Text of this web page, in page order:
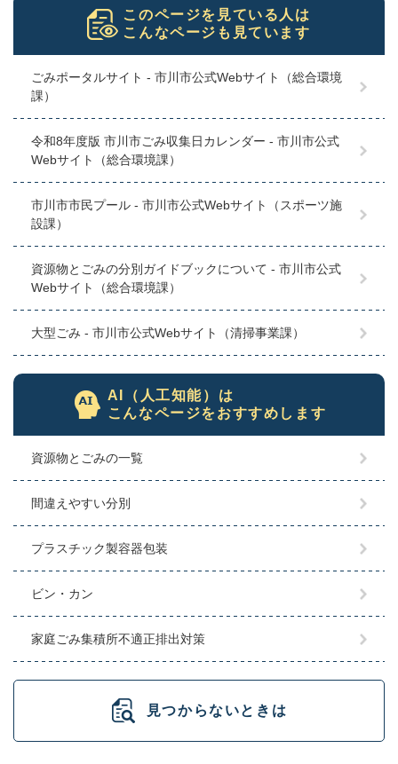
このページを見ている人は
こんなページも見ています
ごみポータルサイト - 市川市公式Webサイト（総合環境
課）
令和8年度版 市川市ごみ収集日カレンダー - 市川市公式
Webサイト（総合環境課）
市川市市民プール - 市川市公式Webサイト（スポーツ施
設課）
資源物とごみの分別ガイドブックについて - 市川市公式
Webサイト（総合環境課）
大型ごみ - 市川市公式Webサイト（清掃事業課）
AI（人工知能）は
こんなページをおすすめします
資源物とごみの一覧
間違えやすい分別
プラスチック製容器包装
ビン・カン
家庭ごみ集積所不適正排出対策
見つからないときは